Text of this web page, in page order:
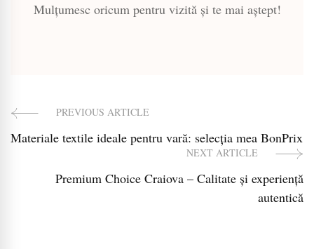
Mulțumesc oricum pentru vizită și te mai aștept!
PostPREVIOUS ARTICLE
Materiale textile ideale pentru vară: selecția mea BonPrix
NEXT ARTICLE
Premium Choice Craiova – Calitate și experiență
autentică